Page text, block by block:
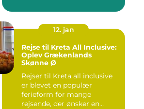
12. jan
Rejse til Kreta All Inclusive:
Oplev Grækenlands
Skønne Ø
Rejser til Kreta all inclusive
er blevet en populær
ferieform for mange
rejsende, der ønsker en